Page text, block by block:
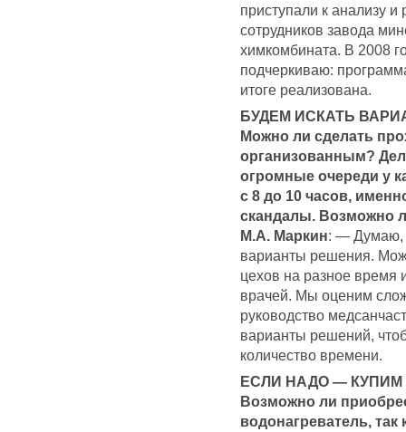
приступали к анализу
сотрудников завода
химкомбината. В 2008
подчеркиваю:
итоге реализована.
БУДЕМ ИСКАТЬ
Можно ли сделать
организованным?
огромные очереди у
с 8 до 10 часов,
скандалы. Возможно
М.А. Маркин: — Думаю,
варианты решения.
цехов на разное время
врачей. Мы оценим
руководство
варианты решений,
количество времени.
ЕСЛИ НАДО — КУПИМ
Возможно ли
водонагреватель, так